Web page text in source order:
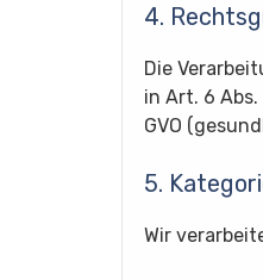
4.
Die
in Art. 6
GVO
5.
Wir